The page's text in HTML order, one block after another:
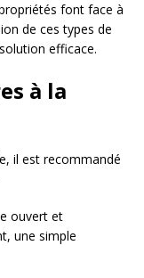
font face à
de ces types de
efficace.
à la
il est recommandé
ouvert et
une simple